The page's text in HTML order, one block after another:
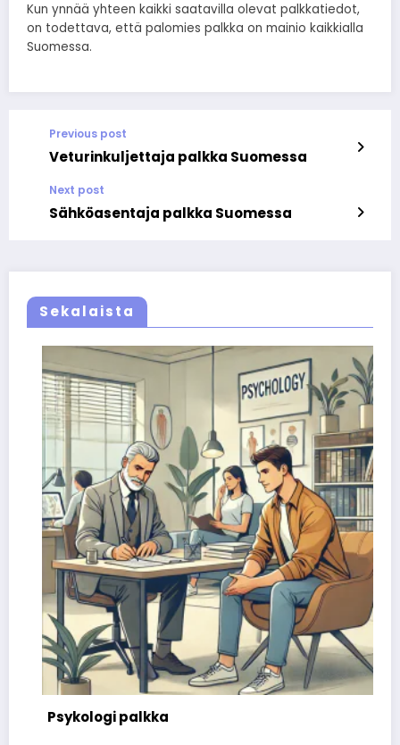
Kun ynnää yhteen kaikki saatavilla olevat palkkatiedot,
on todettava, että palomies palkka on mainio kaikkialla
Suomessa.
Previous post
Veturinkuljettaja palkka Suomessa
Next post
Sähköasentaja palkka Suomessa
Sekalaista
Psykologi palkka